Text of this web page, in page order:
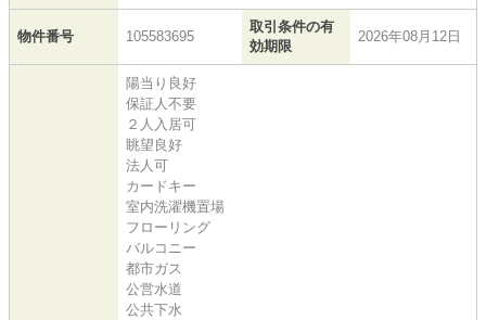
物件番号 105583695
取引条件の有
効期限
2026年08月12日
陽当り良好
保証人不要
２人入居可
眺望良好
法人可
カードキー
室内洗濯機置場
フローリング
バルコニー
都市ガス
公営水道
公共下水